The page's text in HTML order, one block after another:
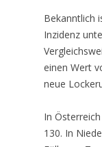
Bekanntlich
Inzidenz
einen Wert
neue
In
130. In